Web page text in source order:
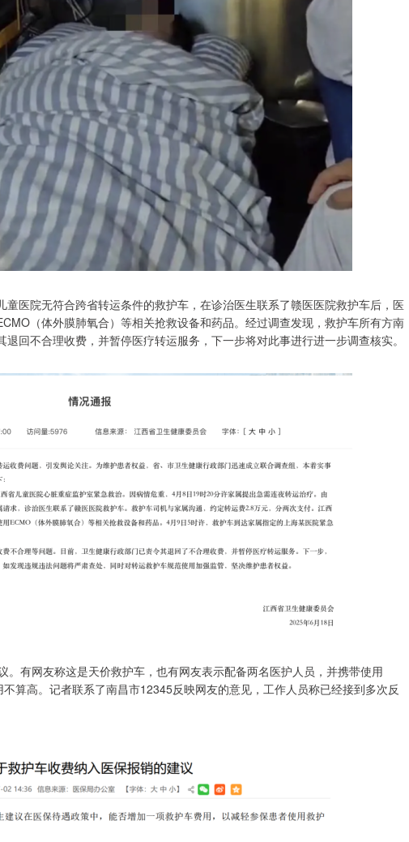
医院无符合跨省转运条件的救护车，在诊治医生联系了赣医医院救护车后，医
（体外膜肺氧合）等相关抢救设备和药品。经过调查发现，救护车所有方南
回不合理收费，并暂停医疗转运服务，下一步将对此事进行进一步调查核实。
。有网友称这是天价救护车，也有网友表示配备两名医护人员，并携带使用
算高。记者联系了南昌市12345反映网友的意见，工作人员称已经接到多次反